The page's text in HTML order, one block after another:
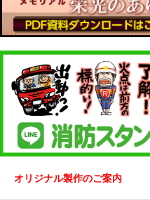
オリジナル製作のご案内